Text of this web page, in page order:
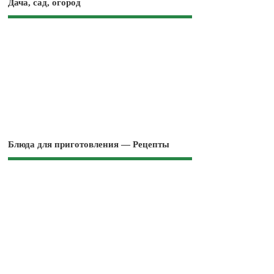
Дача, сад, огород
Блюда для приготовления — Рецепты